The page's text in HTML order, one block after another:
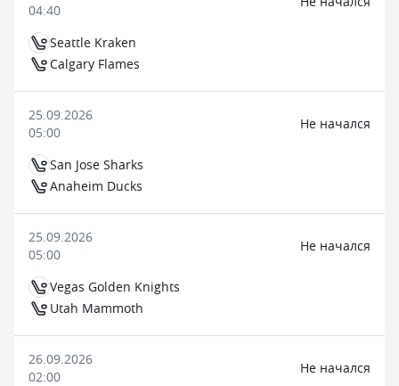
04:40
Seattle Kraken
Calgary Flames
25.09.2026
05:00
San Jose Sharks
Anaheim Ducks
Не начался
25.09.2026
05:00
Vegas Golden Knights
Utah Mammoth
Не начался
26.09.2026
02:00
Не начался